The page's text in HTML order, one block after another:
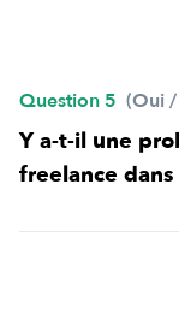
Question 5 (Oui
Y a-t-il une
freelance